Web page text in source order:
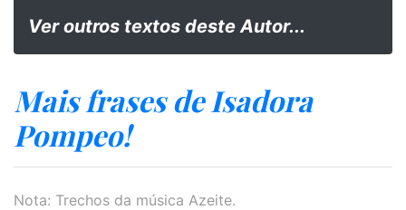
Ver outros textos deste Autor...
Mais frases de Isadora
Pompeo!
Nota: Trechos da música Azeite.